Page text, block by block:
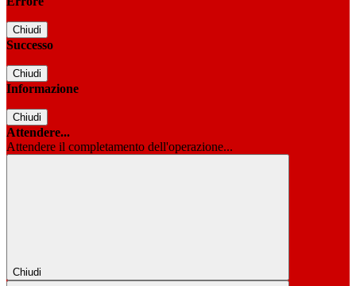
Chiudi
Successo
Chiudi
Informazione
Chiudi
Attendere...
Attendere il completamento dell'operazione...
Chiudi